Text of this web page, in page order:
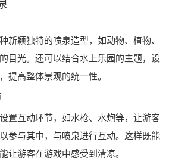
新颖独特的喷泉造型，如动物、植物、
目光。还可以结合水上乐园的主题，设
提高整体景观的统一性。
置互动环节，如水枪、水炮等，让游客
参与其中，与喷泉进行互动。这样既能
让游客在游戏中感受到清凉。